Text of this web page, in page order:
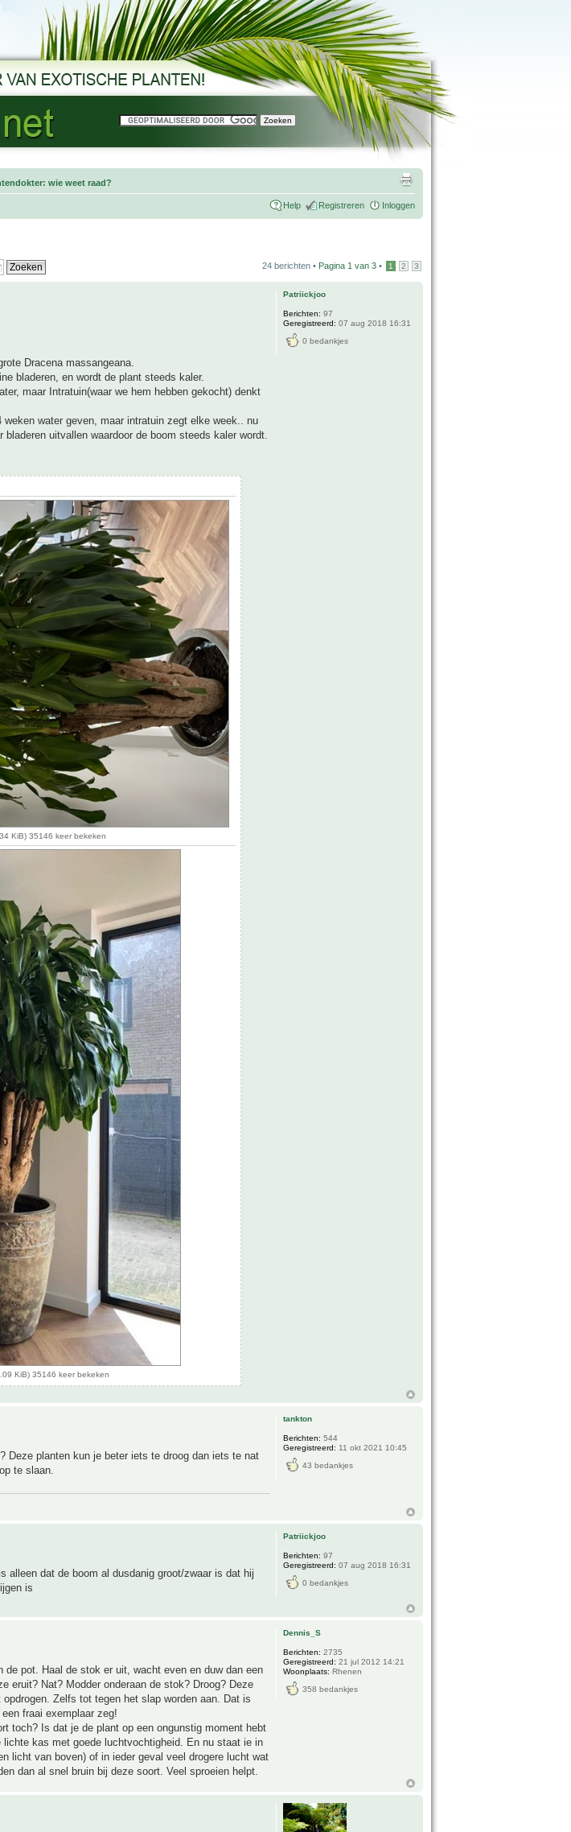
wie weet raad?
Help Registreren Inloggen
24 berichten • Pagina 1 van 3 • 1 2 3
Dracena massangeana.
bladeren, en wordt de plant steeds kaler.
maar Intratuin(waar we hem hebben gekocht) denkt
water geven, maar intratuin zegt elke week.. nu
bladeren uitvallen waardoor de boom steeds kaler wordt.
KiB) 35146 keer bekeken
KiB) 35146 keer bekeken
Patriickjoo
Berichten: 97
Geregistreerd: 07 aug 2018 16:31
0 bedankjes
Deze planten kun je beter iets te droog dan iets te nat
te slaan.
tankton
Berichten: 544
Geregistreerd: 11 okt 2021 10:45
43 bedankjes
alleen dat de boom al dusdanig groot/zwaar is dat hij
is
Patriickjoo
Berichten: 97
Geregistreerd: 07 aug 2018 16:31
0 bedankjes
de pot. Haal de stok er uit, wacht even en duw dan een
eruit? Nat? Modder onderaan de stok? Droog? Deze
Zelfs tot tegen het slap worden aan. Dat is
fraai exemplaar zeg!
toch? Is dat je de plant op een ongunstig moment hebt
kas met goede luchtvochtigheid. En nu staat ie in
licht van boven) of in ieder geval veel drogere lucht wat
dan al snel bruin bij deze soort. Veel sproeien helpt.
Dennis_S
Berichten: 2735
Geregistreerd: 21 jul 2012 14:21
Woonplaats: Rhenen
358 bedankjes